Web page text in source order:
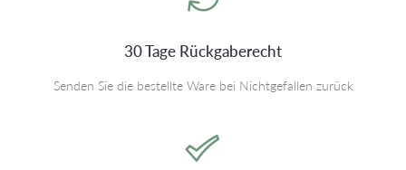
30 Tage Rückgaberecht
Senden Sie die bestellte Ware bei Nichtgefallen zurück